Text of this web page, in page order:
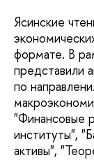
Ясинские
формате. В
представили
по
"Финансовые
институты",
активы",